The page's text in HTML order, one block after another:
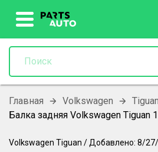
Главная Volkswagen
Tiguan
Балка задняя Volkswagen Tiguan
Volkswagen Tiguan / Добавлено: 8/